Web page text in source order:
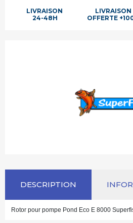
LIVRAISON
24-48H
LIVRAISON
OFFERTE
DESCRIPTION
Rotor pour pompe Pond Eco E 8000